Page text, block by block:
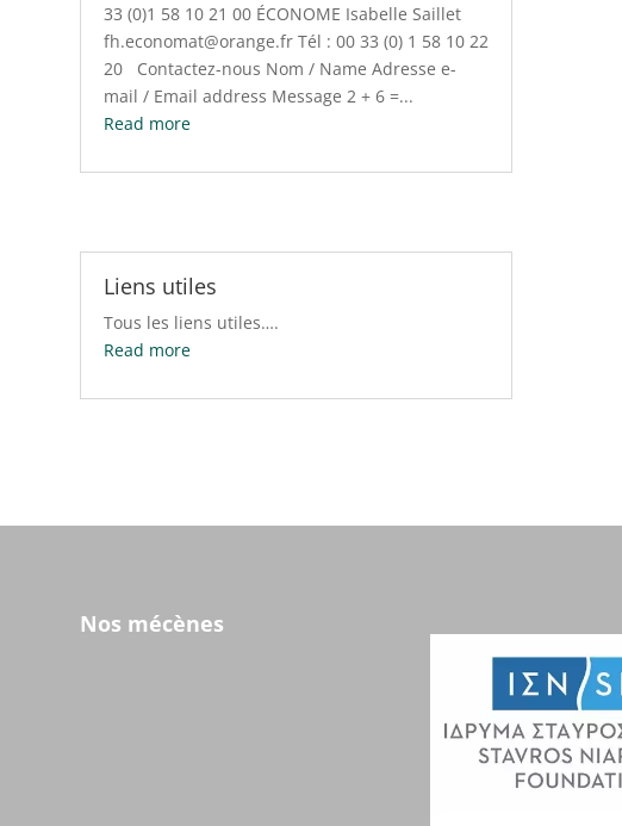
33 (0)1 58 10 21 00 ÉCONOME Isabelle Saillet
fh.economat@orange.fr Tél : 00 33 (0) 1 58 10 22
20 Contactez-nous Nom / Name Adresse e-
mail / Email address Message 2 + 6 =...
Read more
Liens utiles
Tous les liens utiles….
Read more
Nos mécènes